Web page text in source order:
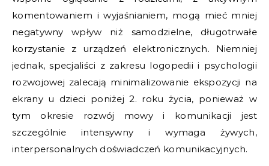
komentowaniem i wyjaśnianiem, mogą mieć mniej
negatywny wpływ niż samodzielne, długotrwałe
korzystanie z urządzeń elektronicznych. Niemniej
jednak, specjaliści z zakresu logopedii i psychologii
rozwojowej zalecają minimalizowanie ekspozycji na
ekrany u dzieci poniżej 2. roku życia, ponieważ w
tym okresie rozwój mowy i komunikacji jest
szczególnie intensywny i wymaga żywych,
interpersonalnych doświadczeń komunikacyjnych.